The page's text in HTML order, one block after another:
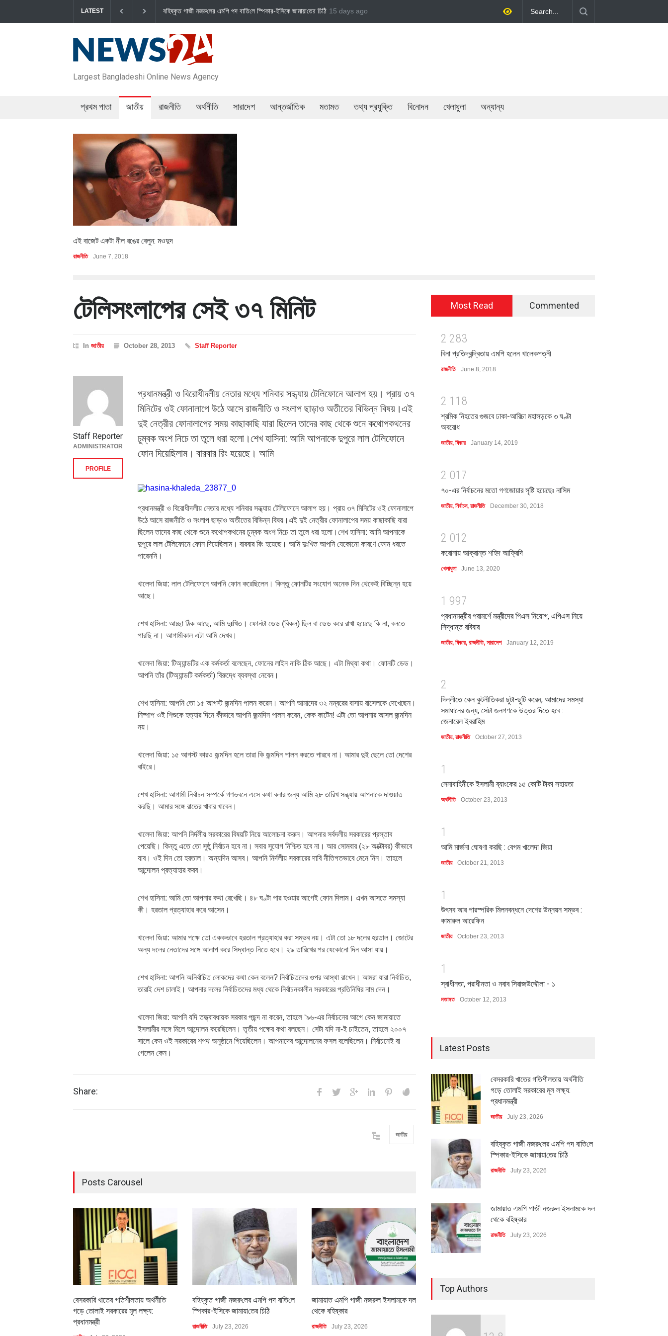
LATEST বহিষ্কৃত গাজী নজরু‌লের এম‌পি পদ বা‌তি‌লে স্পিকার-ইসিকে জামায়া‌তের চি‌ঠি জামায়াত এমপি গাজী নজরুল ইসলামকে দল থেকে বহিষ্কার বেসরকারি খাতের গতিশীলতায় অর্থনীতি গড়ে তোলাই সরকারের মূল লক্ষ্য: প্রধানমন্ত্রী
15 days ago
Largest Bangladeshi Online News Agency
প্রথম পাতা জাতীয় রাজনীতি অর্থনীতি সারাদেশ আন্তর্জাতিক মতামত তথ্য প্রযুক্তি বিনোদন খেলাধুলা অন্যান্য
এই বাজেট একটা নীল রঙের বেলুন: মওদুদ
রাজনীতি June 7, 2018
টেলিসংলাপের সেই ৩৭ মিনিট
In জাতীয় October 28, 2013 Staff Reporter
প্রধানমন্ত্রী ও বিরোধীদলীয় নেতার মধ্যে শনিবার সন্ধ্যায় টেলিফোনে আলাপ হয়। প্রায় ৩৭
মিনিটের ওই ফোনালাপে উঠে আসে রাজনীতি ও সংলাপ ছাড়াও অতীতের বিভিন্ন বিষয়।এই
দুই নেত্রীর ফোনালাপের সময় কাছাকাছি যারা ছিলেন তাদের কাছ থেকে শুনে কথোপকথনের
চুম্বক অংশ নিচে তা তুলে ধরা হলো।শেখ হাসিনা: আমি আপনাকে দুপুরে লাল টেলিফোনে
ফোন দিয়েছিলাম। বারবার রিং হয়েছে। আমি
প্রধানমন্ত্রী ও বিরোধীদলীয় নেতার মধ্যে শনিবার সন্ধ্যায় টেলিফোনে আলাপ হয়। প্রায় ৩৭ মিনিটের ওই ফোনালাপে
উঠে আসে রাজনীতি ও সংলাপ ছাড়াও অতীতের বিভিন্ন বিষয়।এই দুই নেত্রীর ফোনালাপের সময় কাছাকাছি যারা
ছিলেন তাদের কাছ থেকে শুনে কথোপকথনের চুম্বক অংশ নিচে তা তুলে ধরা হলো।শেখ হাসিনা: আমি আপনাকে
দুপুরে লাল টেলিফোনে ফোন দিয়েছিলাম। বারবার রিং হয়েছে। আমি দুঃখিত আপনি যেকোনো কারণে ফোন ধরতে
পারেননি।
খালেদা জিয়া: লাল টেলিফোনে আপনি ফোন করেছিলেন। কিন্তু ফোনটির সংযোগ অনেক দিন থেকেই বিচ্ছিন্ন হয়ে
আছে।
শেখ হাসিনা: আচ্ছা ঠিক আছে, আমি দুঃখিত। ফোনটা ডেড (বিকল) ছিল বা ডেড করে রাখা হয়েছে কি না, বলতে
পারছি না। আগামীকাল এটা আমি দেখব।
খালেদা জিয়া: টিঅ্যান্ডটির এক কর্মকর্তা বলেছেন, ফোনের লাইন নাকি ঠিক আছে। এটা মিথ্যা কথা। ফোনটি ডেড।
আপনি তাঁর (টিঅ্যান্ডটি কর্মকর্তা) বিরুদ্ধে ব্যবস্থা নেবেন।
শেখ হাসিনা: আপনি তো ১৫ আগস্ট জন্মদিন পালন করেন। আপনি আমাদের ৩২ নম্বরের বাসায় রাসেলকে দেখেছেন।
নিষ্পাপ ওই শিশুকে হত্যার দিনে কীভাবে আপনি জন্মদিন পালন করেন, কেক কাটেন! এটা তো আপনার আসল জন্মদিন
নয়।
খালেদা জিয়া: ১৫ আগস্ট কারও জন্মদিন হলে তারা কি জন্মদিন পালন করতে পারবে না। আমার দুই ছেলে তো দেশের
বাইরে।
শেখ হাসিনা: আগামী নির্বাচন সম্পর্কে গণভবনে এসে কথা বলার জন্য আমি ২৮ তারিখ সন্ধ্যায় আপনাকে দাওয়াত
করছি। আমার সঙ্গে রাতের খাবার খাবেন।
খালেদা জিয়া: আপনি নির্দলীয় সরকারের বিষয়টি নিয়ে আলোচনা করুন। আপনার সর্বদলীয় সরকারের প্রস্তাব
পেয়েছি। কিন্তু এতে তো সুষ্ঠু নির্বাচন হবে না। সবার সুযোগ নিশ্চিত হবে না। আর সোমবার (২৮ অক্টোবর) কীভাবে
যাব। ওই দিন তো হরতাল। অন্যদিন আসব। আপনি নির্দলীয় সরকারের দাবি নীতিগতভাবে মেনে নিন। তাহলে
আন্দোলন প্রত্যাহার করব।
শেখ হাসিনা: আমি তো আপনার কথা রেখেছি। ৪৮ ঘণ্টা পার হওয়ার আগেই ফোন দিলাম। এখন আসতে সমস্যা
কী। হরতাল প্রত্যাহার করে আসেন।
খালেদা জিয়া: আমার পক্ষে তো এককভাবে হরতাল প্রত্যাহার করা সম্ভব নয়। এটা তো ১৮ দলের হরতাল। জোটের
অন্য দলের নেতাদের সঙ্গে আলাপ করে সিদ্ধান্ত নিতে হবে। ২৯ তারিখের পর যেকোনো দিন আসা যায়।
শেখ হাসিনা: আপনি অনির্বাচিত লোকদের কথা কেন বলেন? নির্বাচিতদের ওপর আস্থা রাখেন। আমরা যারা নির্বাচিত,
তারাই দেশ চালাই। আপনার দলের নির্বাচিতদের মধ্য থেকে নির্বাচনকালীন সরকারের প্রতিনিধির নাম দেন।
খালেদা জিয়া: আপনি যদি তত্ত্বাবধায়ক সরকার পছন্দ না করেন, তাহলে ‘৯৬-এর নির্বাচনের আগে কেন জামায়াতে
ইসলামীর সঙ্গে মিলে আন্দোলন করেছিলেন। তৃতীয় পক্ষের কথা বলছেন। সেটা যদি না-ই চাইতেন, তাহলে ২০০৭
সালে কেন ওই সরকারের শপথ অনুষ্ঠানে গিয়েছিলেন। আপনাদের আন্দোলনের ফসল বলেছিলেন। নির্বাচনেই বা
গেলেন কেন।
Staff Reporter
ADMINISTRATOR
PROFILE
Share:
জাতীয়
Posts Carousel
বেসরকারি খাতের গতিশীলতায় অর্থনীতি
গড়ে তোলাই সরকারের মূল লক্ষ্য:
প্রধানমন্ত্রী
বহিষ্কৃত গাজী নজরু‌লের এম‌পি পদ বা‌তি‌লে
স্পিকার-ইসিকে জামায়া‌তের চি‌ঠি
রাজনীতি July 23, 2026
জামায়াত এমপি গাজী নজরুল ইসলামকে দল
থেকে বহিষ্কার
রাজনীতি July 23, 2026
৪০০ মিলিয়ন ডলারের বিদেশি বিনিয়োগ
July 23, 2026
Most Read Commented
2 283
বিনা প্রতিদ্বন্দ্বিতায় এমপি হলেন খালেকপত্নী
রাজনীতি June 8, 2018
2 1 1 8
শ্রমিক নিহতের গুজবে ঢাকা-আরিচা মহাসড়কে ৩ ঘণ্টা
অবরোধ
জাতীয়, ফিচার January 14, 2019
2 01 7
৭০-এর নির্বাচনের মতো গণজোয়ার সৃষ্টি হয়েছেঃ নাসিম
জাতীয়, নির্বাচন, রাজনীতি December 30, 2018
2 01 2
করোনায় আক্রান্ত শহিদ আফ্রিদি
খেলাধুলা June 13, 2020
1 997
প্রধানমন্ত্রীর পরামর্শে মন্ত্রীদের পিএস নিয়োগ, এপিএস নিয়ে
সিদ্ধান্ত রবিবার
জাতীয়, ফিচার, রাজনীতি, সারাদেশ January 12, 2019
2
দিল্লীতে কেন কুটনীতিকরা ছুটা-ছুটি করেন, আমাদের সমস্যা
সমাধানের জন্য, সেটা জনগণকে উত্তর দিতে হবে :
জেনারেল ইবরাহিম
জাতীয়, রাজনীতি October 27, 2013
1
সেনাবাহিনীকে ইসলামী ব্যাংকের ১৫ কোটি টাকা সহায়তা
অর্থনীতি October 23, 2013
1
আমি মার্জনা ঘোষণা করছি : বেগম খালেদা জিয়া
জাতীয় October 21, 2013
1
উৎসব আর পারস্পরিক মিলনবন্ধনে দেশের উন্নয়ন সম্ভব :
কামারুল আরেফিন
জাতীয় October 23, 2013
1
স্বাধীনতা, পরাধীনতা ও নবাব সিরাজউদ্দৌলা - ১
মতামত October 12, 2013
Latest Posts
বেসরকারি খাতের গতিশীলতায় অর্থনীতি
গড়ে তোলাই সরকারের মূল লক্ষ্য:
প্রধানমন্ত্রী
জাতীয় July 23, 2026
বহিষ্কৃত গাজী নজরু‌লের এম‌পি পদ বা‌তি‌লে
স্পিকার-ইসিকে জামায়া‌তের চি‌ঠি
রাজনীতি July 23, 2026
জামায়াত এমপি গাজী নজরুল ইসলামকে দল
থেকে বহিষ্কার
রাজনীতি July 23, 2026
Top Authors